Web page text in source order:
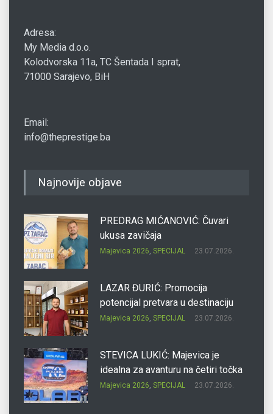
Adresa:
My Media d.o.o.
Kolodvorska 11a, TC Šentada I sprat,
71000 Sarajevo, BiH
Email:
info@theprestige.ba
Najnovije objave
PREDRAG MIĆANOVIĆ: Čuvari
ukusa zavičaja
Majevica 2026, SPECIJAL 23.07.2026.
LAZAR ĐURIĆ: Promocija
potencijal pretvara u destinaciju
Majevica 2026, SPECIJAL 23.07.2026.
STEVICA LUKIĆ: Majevica je
idealna za avanturu na četiri točka
Majevica 2026, SPECIJAL 23.07.2026.